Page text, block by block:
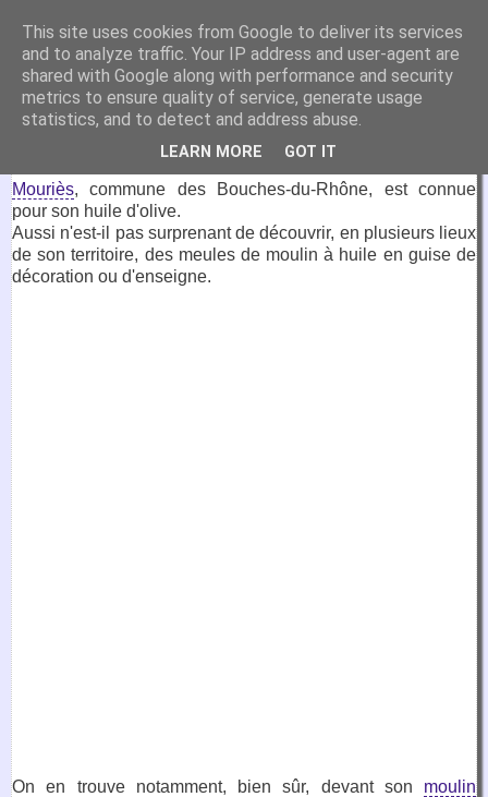
VirtuaFrance
Visitez la France depuis votre fauteuil.
6 juin 2022
Meules de moulin à huile, Mouriès
Mouriès, commune des Bouches-du-Rhône, est connue
pour son huile d'olive.
Aussi n'est-il pas surprenant de découvrir, en plusieurs lieux
de son territoire, des meules de moulin à huile en guise de
décoration ou d'enseigne.
On en trouve notamment, bien sûr, devant son moulin
This site uses cookies from Google to deliver its services
and to analyze traffic. Your IP address and user-agent are
shared with Google along with performance and security
metrics to ensure quality of service, generate usage
statistics, and to detect and address abuse.
LEARN MORE GOT IT